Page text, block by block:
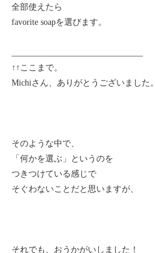
全部使えたら
favorite soapを選びます。
↑↑ここまで。
Michiさん、ありがとうございました。
そのような中で、
「何かを選ぶ」というのを
つきつけている感じで
そぐわないことだと思いますが、
それでも、おうかがいしました！